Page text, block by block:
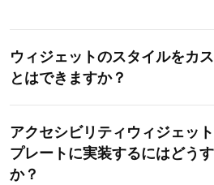
ウィジェットのスタイルをカ
とはできますか？
アクセシビリティウィジェッ
プレートに実装するにはどう
か？